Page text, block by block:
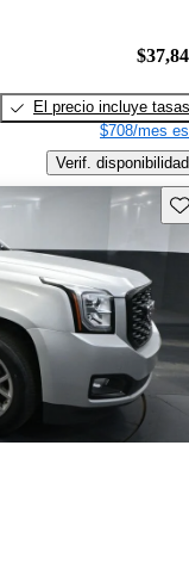
El precio incluye tasas
$708/mes
Verif. disponibilidad